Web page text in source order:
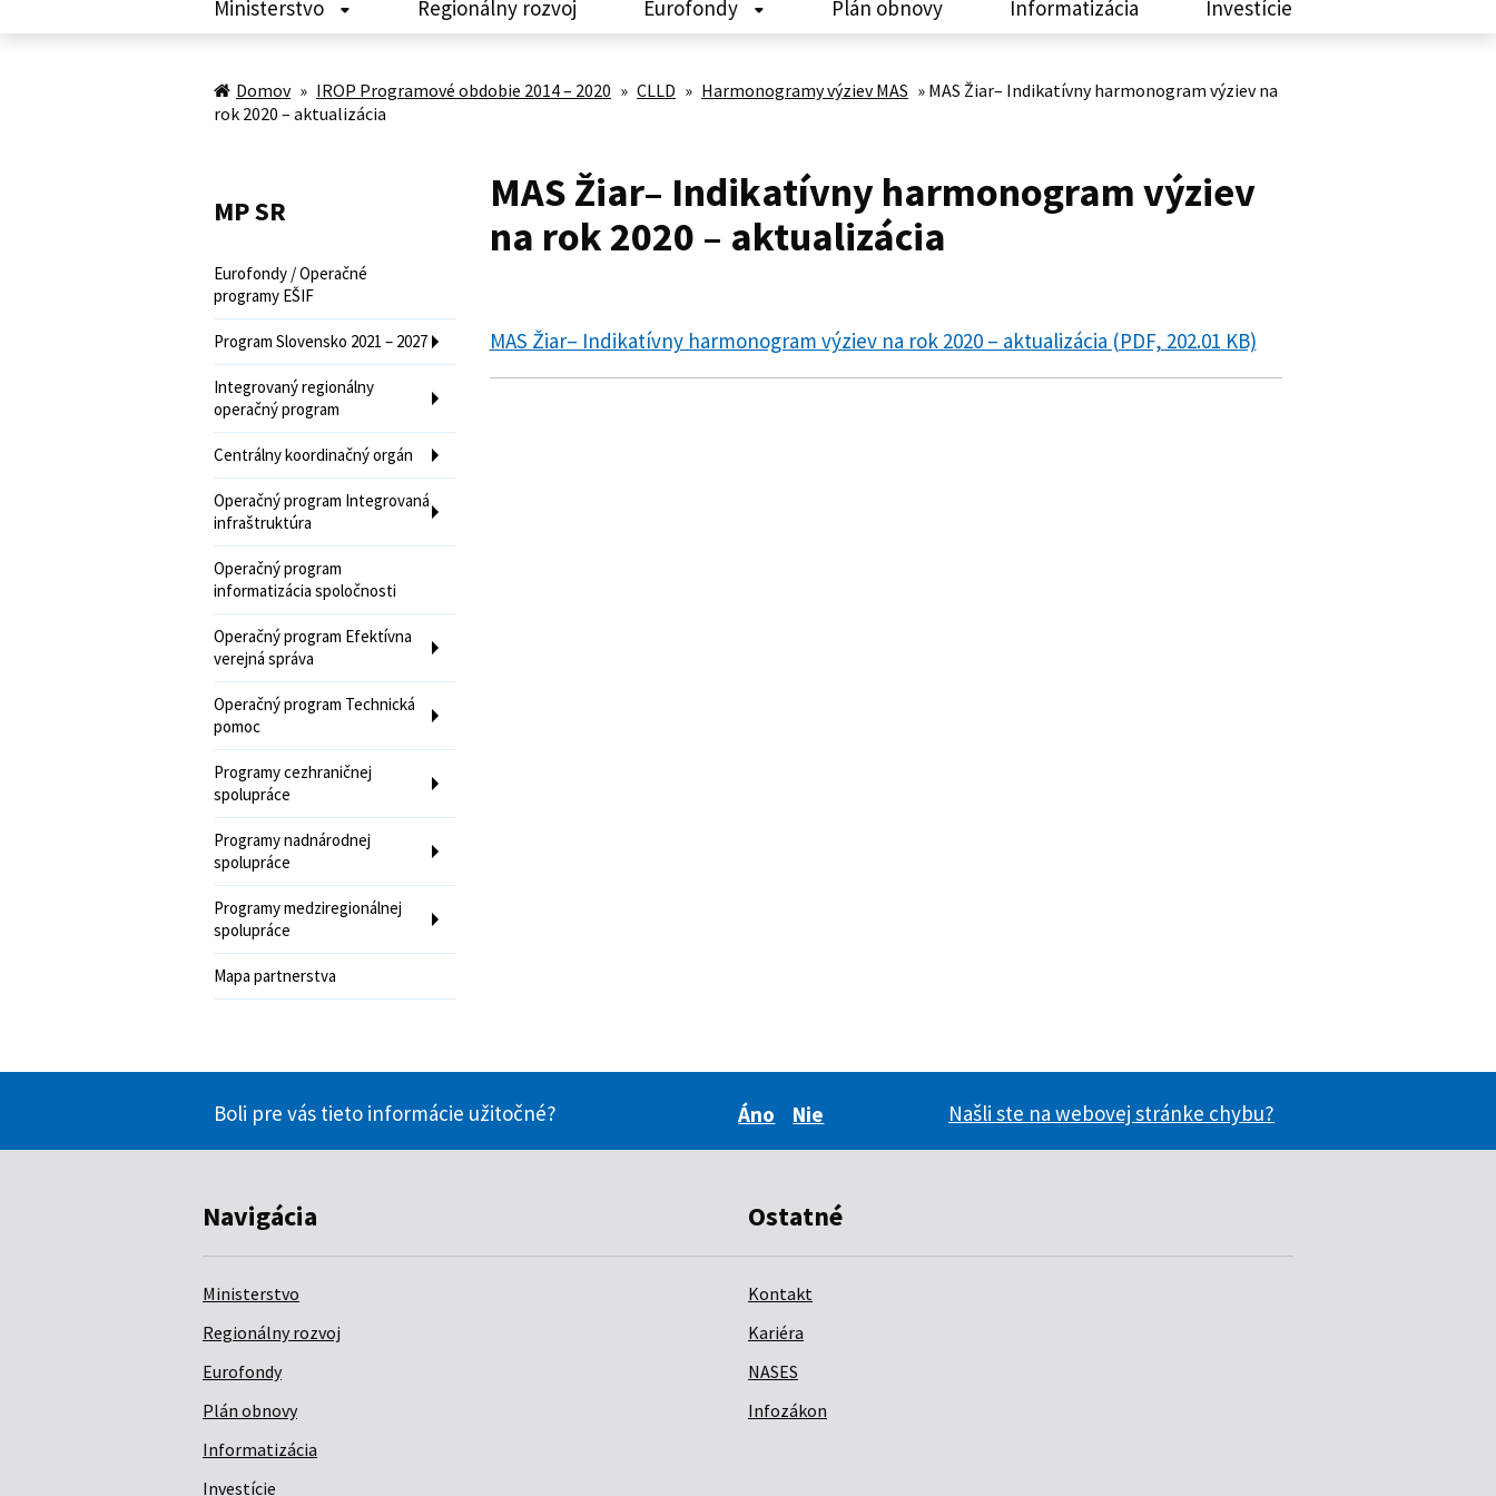
Ministerstvo Regionálny rozvoj Eurofondy Plán obnovy Informatizácia Investície
Domov » IROP Programové obdobie 2014 – 2020 » CLLD » Harmonogramy výziev MAS » MAS Žiar– Indikatívny harmonogram výziev na
rok 2020 – aktualizácia
MP SR
Eurofondy / Operačné
programy EŠIF
Program Slovensko 2021 – 2027
Integrovaný regionálny
operačný program
Centrálny koordinačný orgán
Operačný program Integrovaná
infraštruktúra
Operačný program
informatizácia spoločnosti
Operačný program Efektívna
verejná správa
Operačný program Technická
pomoc
Programy cezhraničnej
spolupráce
Programy nadnárodnej
spolupráce
Programy medziregionálnej
spolupráce
Mapa partnerstva
MAS Žiar– Indikatívny harmonogram výziev
na rok 2020 – aktualizácia
MAS Žiar– Indikatívny harmonogram výziev na rok 2020 – aktualizácia (PDF, 202.01 KB)
Boli pre vás tieto informácie užitočné?
Áno
Nie
Našli ste na webovej stránke chybu?
Navigácia
Ministerstvo
Regionálny rozvoj
Eurofondy
Plán obnovy
Informatizácia
Investície
Ostatné
Kontakt
Kariéra
NASES
Infozákon